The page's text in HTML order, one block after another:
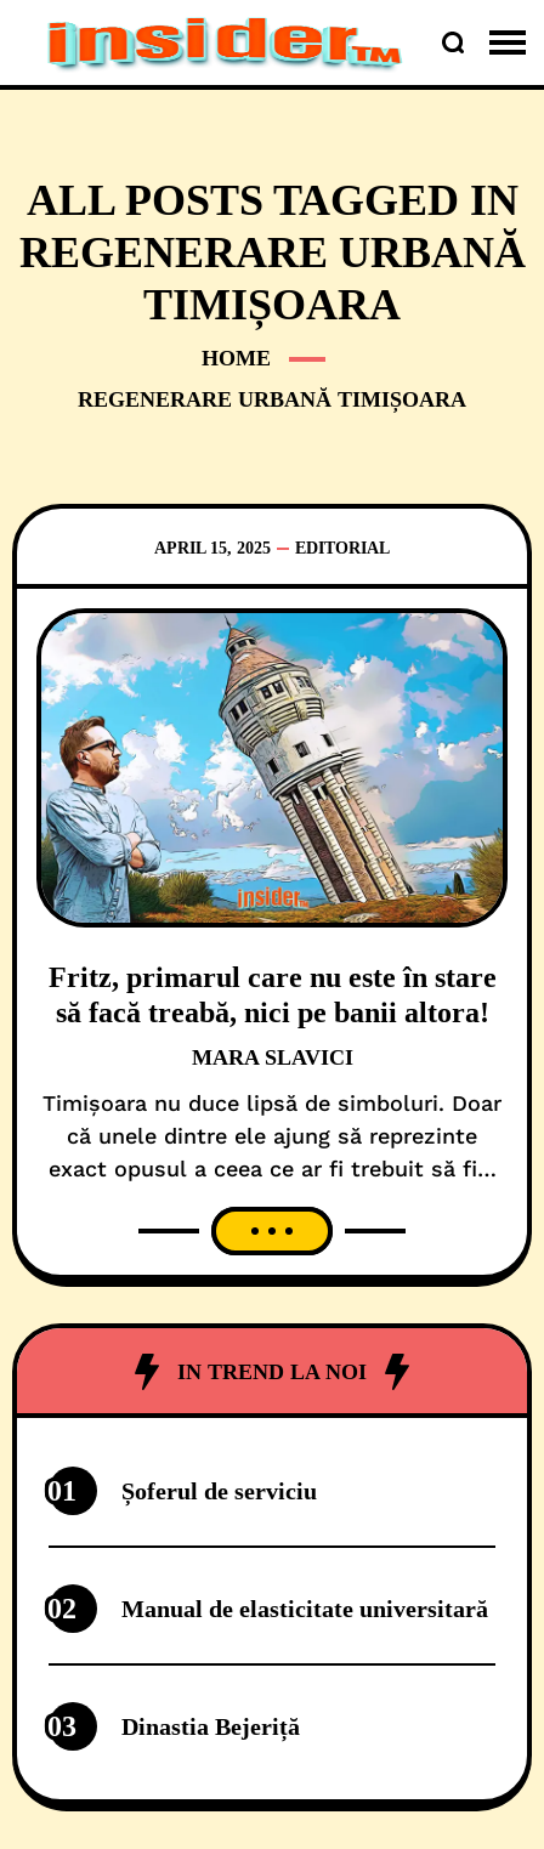
ALL POSTS TAGGED IN
REGENERARE URBANĂ
TIMIȘOARA
HOME
REGENERARE URBANĂ TIMIȘOARA
APRIL 15, 2025 EDITORIAL
Fritz, primarul care nu este în stare
să facă treabă, nici pe banii altora!
MARA SLAVICI
Timișoara nu duce lipsă de simboluri. Doar
că unele dintre ele ajung să reprezinte
exact opusul a ceea ce ar fi trebuit să fie.
Turnul de Apă din Iosefin, monument
istoric și reper identitar pentru oraș, avea
avea proiect, avea scop.
IN TREND LA NOI
01 Șoferul de serviciu
02 Manual de elasticitate universitară
03 Dinastia Bejeriță